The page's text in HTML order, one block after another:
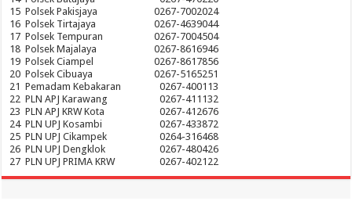
15 Polsek Pakisjaya
0267-7002024
16 Polsek Tirtajaya
0267-4639044
17 Polsek Tempuran
0267-7004504
18 Polsek Majalaya
0267-8616946
19 Polsek Ciampel
0267-8617856
20 Polsek Cibuaya
0267-5165251
21 Pemadam Kebakaran
0267-400113
22 PLN APJ Karawang
0267-411132
23 PLN APJ KRW Kota
0267-412676
24 PLN UPJ Kosambi
0267-433872
25 PLN UPJ Cikampek
0264-316468
26 PLN UPJ Dengklok
0267-480426
27 PLN UPJ PRIMA KRW 0267-402122